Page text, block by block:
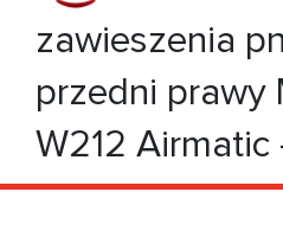
zawieszenia
przedni prawy
W212